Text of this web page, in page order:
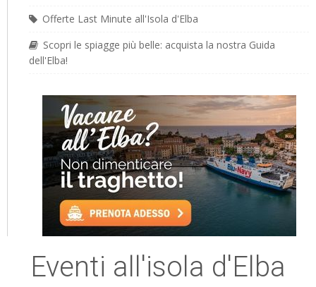
Offerte Last Minute all'Isola d'Elba
Scopri le spiagge più belle: acquista la nostra Guida
dell'Elba!
Eventi all'isola d'Elba